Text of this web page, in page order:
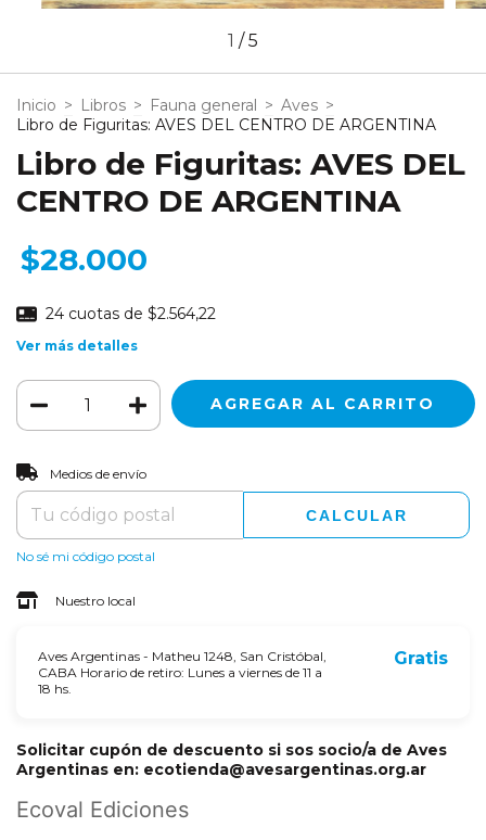
1 /5
Inicio > Libros > Fauna general > Aves >
Libro de Figuritas: AVES DEL CENTRO DE ARGENTINA
Libro de Figuritas: AVES DEL
CENTRO DE ARGENTINA
$28.000
24 cuotas de $2.564,22
Ver más detalles
Entregas para el CP:
Medios de envío
CALCULAR
No sé mi código postal
Nuestro local
Aves Argentinas - Matheu 1248, San Cristóbal,
CABA Horario de retiro: Lunes a viernes de 11 a
18 hs.
Gratis
Solicitar cupón de descuento si sos socio/a de Aves
Argentinas en: ecotienda@avesargentinas.org.ar
Ecoval Ediciones